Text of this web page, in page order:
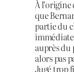
À
que
partie du
auprès
alors pas
Jugé trop